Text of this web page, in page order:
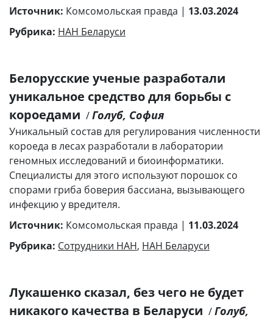
Источник: Комсомольская правда | 13.03.2024
Рубрика: НАН Беларуси
Белорусские ученые разработали
уникальное средство для борьбы с
короедами /Голуб, София
Уникальный состав для регулирования численности
короеда в лесах разработали в лаборатории
геномных исследований и биоинформатики.
Специалисты для этого используют порошок со
спорами гриба боверия бассиана, вызывающего
инфекцию у вредителя.
Источник: Комсомольская правда | 11.03.2024
Рубрика: Сотрудники НАН, НАН Беларуси
Лукашенко сказал, без чего не будет
никакого качества в Беларуси /Голуб,